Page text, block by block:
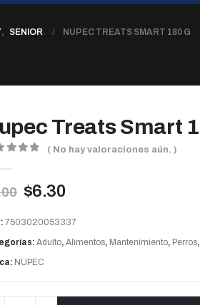
, SENIOR NUPEC TREATS SMART 180 G
Treats Smart
( No hay valoraciones aún. )
$6.30
7503020053337
Adulto, Alimentos, Mantenimiento, Perros,
NUPEC